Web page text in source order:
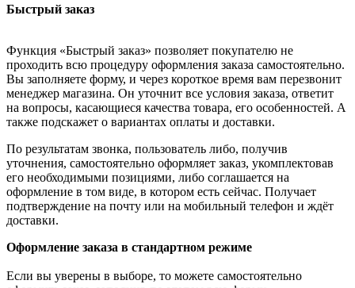
Быстрый заказ
Функция «Быстрый заказ» позволяет покупателю не
проходить всю процедуру оформления заказа самостоятельно.
Вы заполняете форму, и через короткое время вам перезвонит
менеджер магазина. Он уточнит все условия заказа, ответит
на вопросы, касающиеся качества товара, его особенностей. А
также подскажет о вариантах оплаты и доставки.
По результатам звонка, пользователь либо, получив
уточнения, самостоятельно оформляет заказ, укомплектовав
его необходимыми позициями, либо соглашается на
оформление в том виде, в котором есть сейчас. Получает
подтверждение на почту или на мобильный телефон и ждёт
доставки.
Оформление заказа в стандартном режиме
Если вы уверены в выборе, то можете самостоятельно